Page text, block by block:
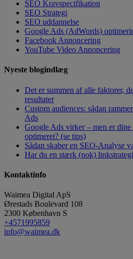
SEO Kravspecifikation
SEO Strategi
SEO uddannelse
Google Ads (AdWords)
Facebook Annoncering
YouTube Video Annoncering
Nyeste blogindlæg
Det er summen af alle faktorer,
resultater
Custom audiences: sådan
Ads
Google Ads virker – men er
optimeret? (se tips)
Sådan skaber en SEO-Analyse
Har du en stærk (nok)
Kontaktinfo
Waimea Digital ApS
Ørestads Boulevard 108
2300 København S
+4571995859
info@waimea.dk